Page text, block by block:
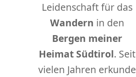
Leidenschaft für das
Wandern in den
Bergen meiner
Heimat Südtirol. Seit
vielen Jahren erkunde